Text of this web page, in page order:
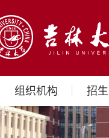
组织机构 招